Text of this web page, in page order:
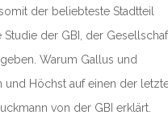
der beliebteste Stadtteil
Studie der GBI, der
Warum Gallus und
und Höchst auf einen der
von der GBI erklärt.